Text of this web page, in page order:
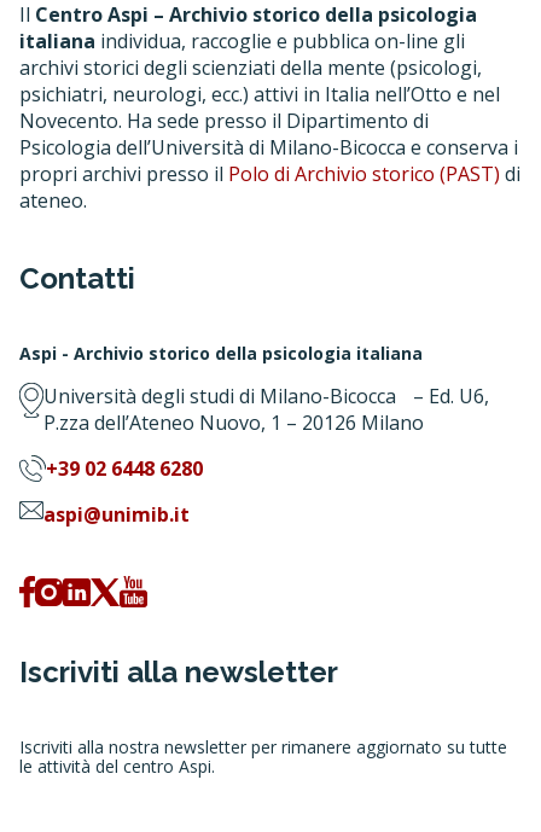
Il Centro Aspi – Archivio storico della psicologia
italiana individua, raccoglie e pubblica on-line gli
archivi storici degli scienziati della mente (psicologi,
psichiatri, neurologi, ecc.) attivi in Italia nell’Otto e nel
Novecento. Ha sede presso il Dipartimento di
Psicologia dell’Università di Milano-Bicocca e conserva i
propri archivi presso il Polo di Archivio storico (PAST) di
ateneo.
Contatti
Aspi - Archivio storico della psicologia italiana
Università degli studi di Milano-Bicocca – Ed. U6,
P.zza dell’Ateneo Nuovo, 1 – 20126 Milano
+39 02 6448 6280
aspi@unimib.it
Iscriviti alla newsletter
Iscriviti alla nostra newsletter per rimanere aggiornato su tutte
le attività del centro Aspi.